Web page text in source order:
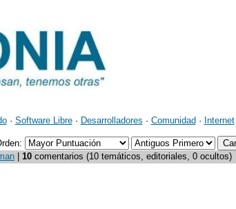
· Software Libre· Desarrolladores · Comunidad · Internet
10 comentarios (10 temáticos, editoriales, 0 ocultos)